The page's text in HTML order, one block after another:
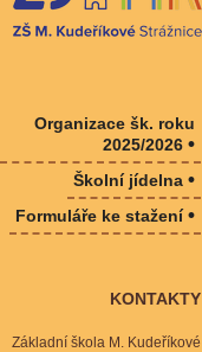
Organizace šk. roku
2025/2026 •
Školní jídelna •
Formuláře ke stažení•
KONTAKTY
Základní škola M. Kudeříkové